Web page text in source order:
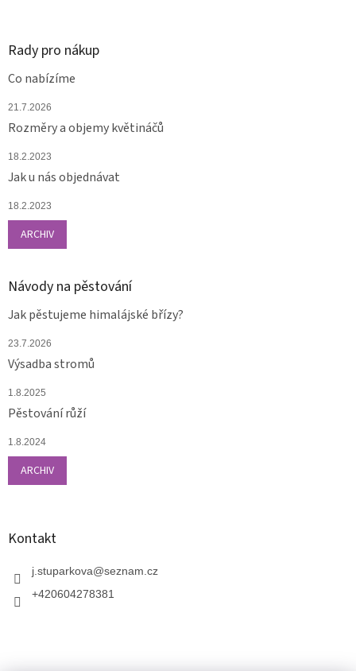
Rady pro nákup
Co nabízíme
21.7.2026
Rozměry a objemy květináčů
18.2.2023
Jak u nás objednávat
18.2.2023
ARCHIV
Návody na pěstování
Jak pěstujeme himalájské břízy?
23.7.2026
Výsadba stromů
1.8.2025
Pěstování růží
1.8.2024
ARCHIV
Kontakt
j.stuparkova@seznam.cz
+420604278381